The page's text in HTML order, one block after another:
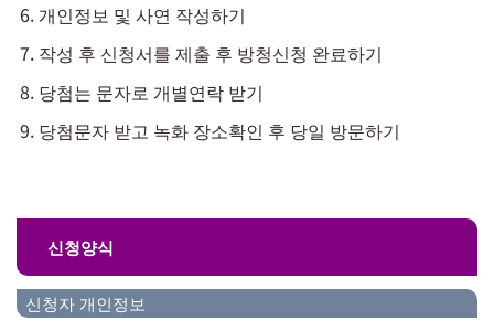
개인정보 및 사연 작성하기
작성 후 신청서를 제출 후 방청신청 완료하기
당첨는 문자로 개별연락 받기
당첨문자 받고 녹화 장소확인 후 당일 방문하기
신청양식
신청자 개인정보